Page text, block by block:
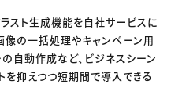
スト生成機能を自社サービスに
の一括処理やキャンペーン用
自動作成など、ビジネスシーン
を抑えつつ短期間で導入できる